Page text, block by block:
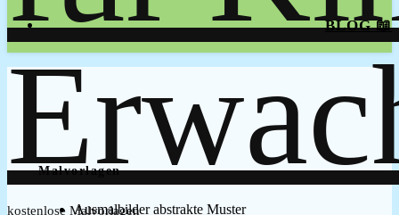
kostenlose Malvorlagen
BLOG 📖
Malvorlagen
Ausmalbilder abstrakte Muster